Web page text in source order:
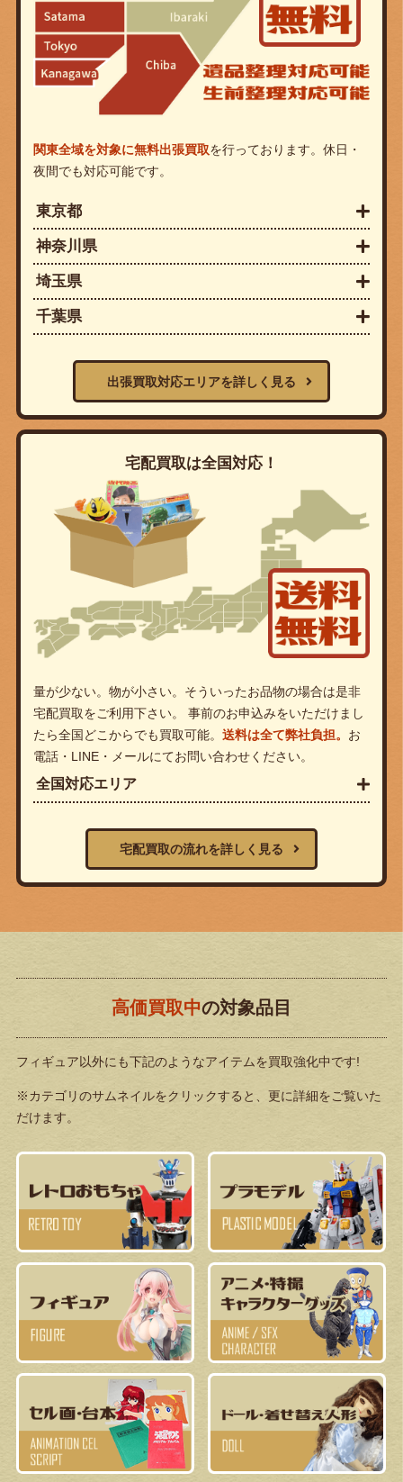
関東全域を対象に無料出張買取を行っております。休日・
夜間でも対応可能です。
東京都
神奈川県
埼玉県
千葉県
出張買取対応エリアを詳しく見る
宅配買取は全国対応！
量が少ない。物が小さい。そういったお品物の場合は是非
宅配買取をご利用下さい。 事前のお申込みをいただけまし
たら全国どこからでも買取可能。 送料は全て弊社負担。 お
電話・LINE・メールにてお問い合わせください。
全国対応エリア
宅配買取の流れを詳しく見る
高価買取中の対象品目
フィギュア以外にも下記のようなアイテムを買取強化中です!
※カテゴリのサムネイルをクリックすると、更に詳細をご覧いた
だけます。